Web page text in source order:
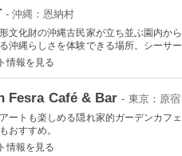
- 沖縄：恩納村
文化財の沖縄古民家が立ち並ぶ園内か
沖縄らしさを体験できる場所。シーサ
情報を見る
Fesra Café & Bar - 東京：原
ートも楽しめる隠れ家的ガーデンカフ
おすすめ。
情報を見る